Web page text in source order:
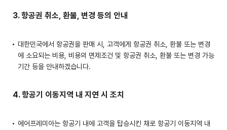
3. 항공권 취소, 환불, 변경 등의 안내
대한민국에서 항공권을 판매 시, 고객에게 항공권 취소, 환불 또는 변경
에 소요되는 비용, 비용의 면제조건 및 항공권 취소, 환불 또는 변경 가능
기간 등을 안내하겠습니다.
4. 항공기 이동지역 내 지연 시 조치
에어프레미아는 항공기 내에 고객을 탑승시킨 채로 항공기 이동지역 내